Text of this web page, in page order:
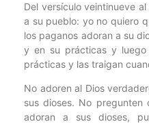
Del versículo veintinueve
a su pueblo: yo no quiero
los paganos adoran a su
y en su prácticas y luego
prácticas y las traigan
No adoren al Dios
sus dioses. No
adoran a sus dioses,